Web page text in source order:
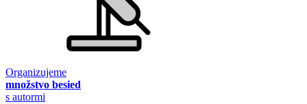
Organizujeme
množstvo besied
s autormi